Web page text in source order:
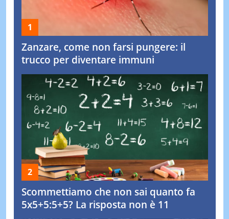
Zanzare, come non farsi pungere: il
trucco per diventare immuni
Scommettiamo che non sai quanto fa
5x5+5:5+5? La risposta non è 11